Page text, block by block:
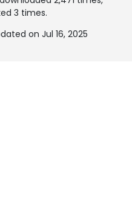
3 times.
on Jul 16, 2025